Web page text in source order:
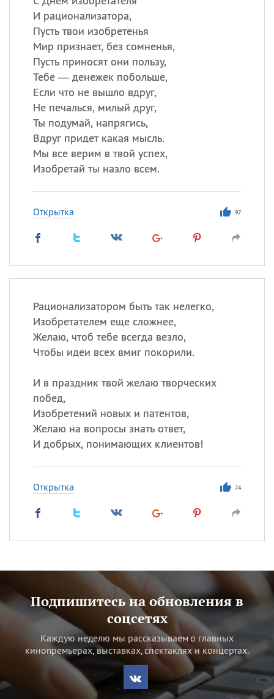
И рационализатора,
Пусть твои изобретенья
Мир признает, без сомненья,
Пусть приносят они пользу,
Тебе — денежек побольше,
Если что не вышло вдруг,
Не печалься, милый друг,
Ты подумай, напрягись,
Вдруг придет какая мысль.
Мы все верим в твой успех,
Изобретай ты назло всем.
Открытка 97
Рационализатором быть так нелегко,
Изобретателем еще сложнее,
Желаю, чтоб тебе всегда везло,
Чтобы идеи всех вмиг покорили.
И в праздник твой желаю творческих
побед,
Изобретений новых и патентов,
Желаю на вопросы знать ответ,
И добрых, понимающих клиентов!
Открытка 74
Подпишитесь на обновления в
соцсетях
Каждую неделю мы рассказываем о главных
кинопремьерах, выставках, спектаклях и концертах.